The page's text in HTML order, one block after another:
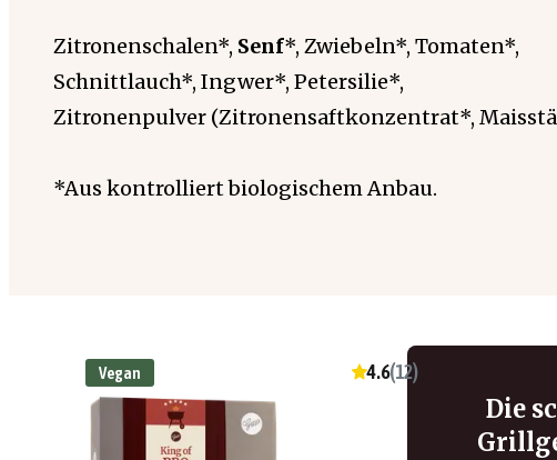
Zitronenschalen*, Senf*, Zwiebeln*, Tomaten*,
Schnittlauch*, Ingwer*, Petersilie*,
Zitronenpulver (Zitronensaftkonzentrat*,
*Aus kontrolliert biologischem Anbau.
Vegan 4.6(12)
Die